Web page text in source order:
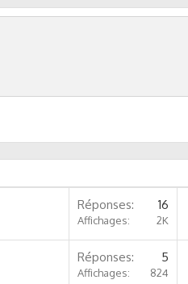
Réponses 16
Affichages 2K
Réponses 5
Affichages 824